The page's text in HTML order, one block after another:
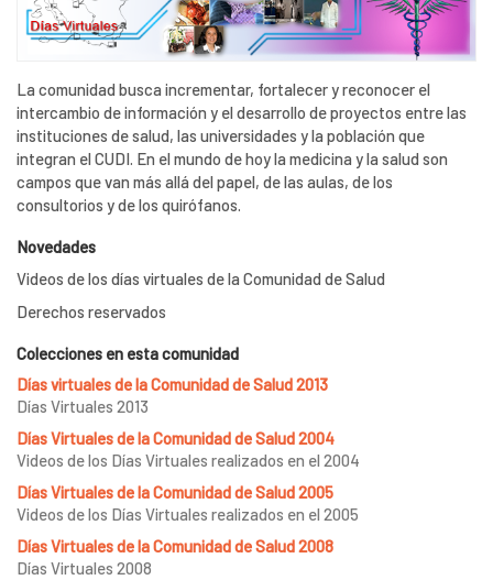
La comunidad busca incrementar, fortalecer y reconocer el
intercambio de información y el desarrollo de proyectos entre las
instituciones de salud, las universidades y la población que
integran el CUDI. En el mundo de hoy la medicina y la salud son
campos que van más allá del papel, de las aulas, de los
consultorios y de los quirófanos.
Novedades
Videos de los días virtuales de la Comunidad de Salud
Derechos reservados
Colecciones en esta comunidad
Días virtuales de la Comunidad de Salud 2013
Días Virtuales 2013
Días Virtuales de la Comunidad de Salud 2004
Videos de los Días Virtuales realizados en el 2004
Días Virtuales de la Comunidad de Salud 2005
Videos de los Días Virtuales realizados en el 2005
Días Virtuales de la Comunidad de Salud 2008
Días Virtuales 2008